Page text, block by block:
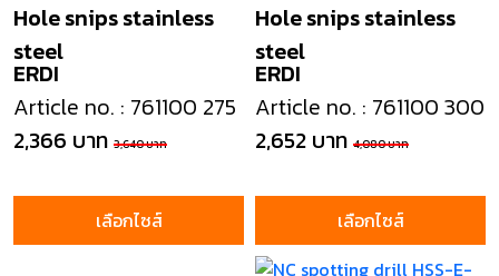
ERDI
Hole snips stainless
steel
Article no. : 761100 275
2,366 บาท 3,640 บาท
เลือกไซส์
ERDI
Hole snips stainless
steel
Article no. : 761100 300
2,652 บาท 4,080 บาท
เลือกไซส์